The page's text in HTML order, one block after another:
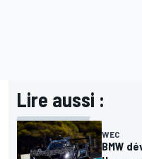
Lire aussi :
WEC
BMW